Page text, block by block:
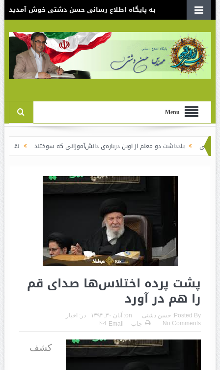
به پایگاه اطلاع رسانی حسن دشتی خوش آمدید
Menu
دو معلم از اوین درباره‌ی دانش‌آموزانی که سوختند نقدی بر سند الگوی
پشت پرده‌ اختلاس‌ها صدای قم
را هم در آورد
Posted By: حسن دشتی on: آبان ۳۰, ۱۳۹۴ در: اخبار
No Comments
چاپ Email
کشف